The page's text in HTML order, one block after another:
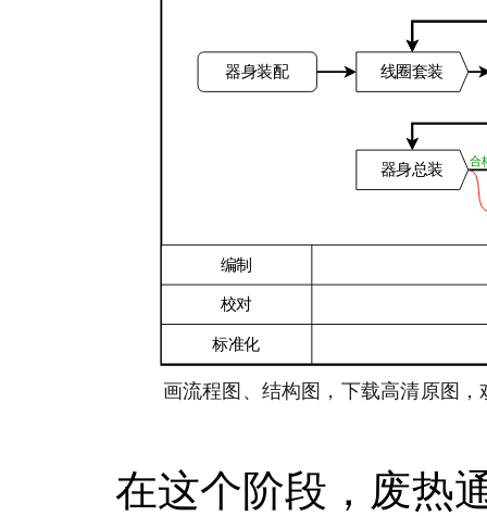
在这个阶段，废热